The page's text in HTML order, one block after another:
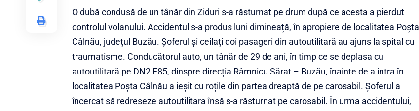
O dubă condusă de un tânăr din Ziduri s-a răsturnat pe drum după ce acesta a pierdut
controlul volanului. Accidentul s-a produs luni dimineață, în apropiere de localitatea Poșta
Câlnău, județul Buzău. Șoferul și ceilați doi pasageri din autoutilitară au ajuns la spital cu
traumatisme. Conducătorul auto, un tânăr de 29 de ani, în timp ce se deplasa cu
autoutilitară pe DN2 E85, dinspre direcția Râmnicu Sărat – Buzău, înainte de a intra în
localitatea Poșta Câlnău a ieșit cu roțile din partea dreaptă de pe carosabil. Șoferul a
încercat să redreseze autoutilitara însă s-a răsturnat pe carosabil. În urma accidentului,